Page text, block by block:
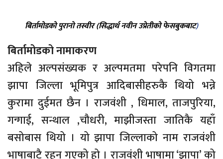
बिर्तामोडको पुरानो तस्वीर (सिद्धार्थ नवीन उप्रेतीको फेसबुकबाट)
बिर्तामोडको नामाकरण
अहिले अल्पसंख्यक र अल्पमतमा परेपनि विगतमा
झापा जिल्ला भूमिपुत्र आदिबासीहरुकै थियो भन्ने
कुरामा दुईमत छैन । राजवंशी , धिमाल, ताजपुरिया,
गन्गाई, सन्थाल ,चौधरी, माझीजस्ता जातिकै यहाँ
बसोबास थियो । यो झापा जिल्लाको नाम राजवंशी
भाषाबाटै रहन गएको हो । राजवंशी भाषामा ‘झापा’ को